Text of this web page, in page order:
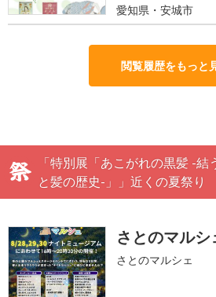
愛知県・安城市
閲覧履歴をもっと
「特別展「あこがれの黒髪 -
と髪の歴史-」」近くの夏祭り
さとのマルシ
さとのマルシェ